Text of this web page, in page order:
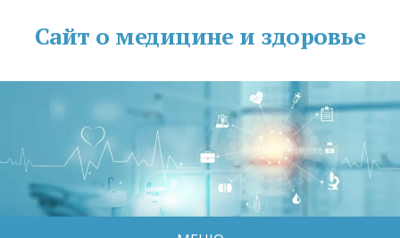
Сайт о медицине и здоровье